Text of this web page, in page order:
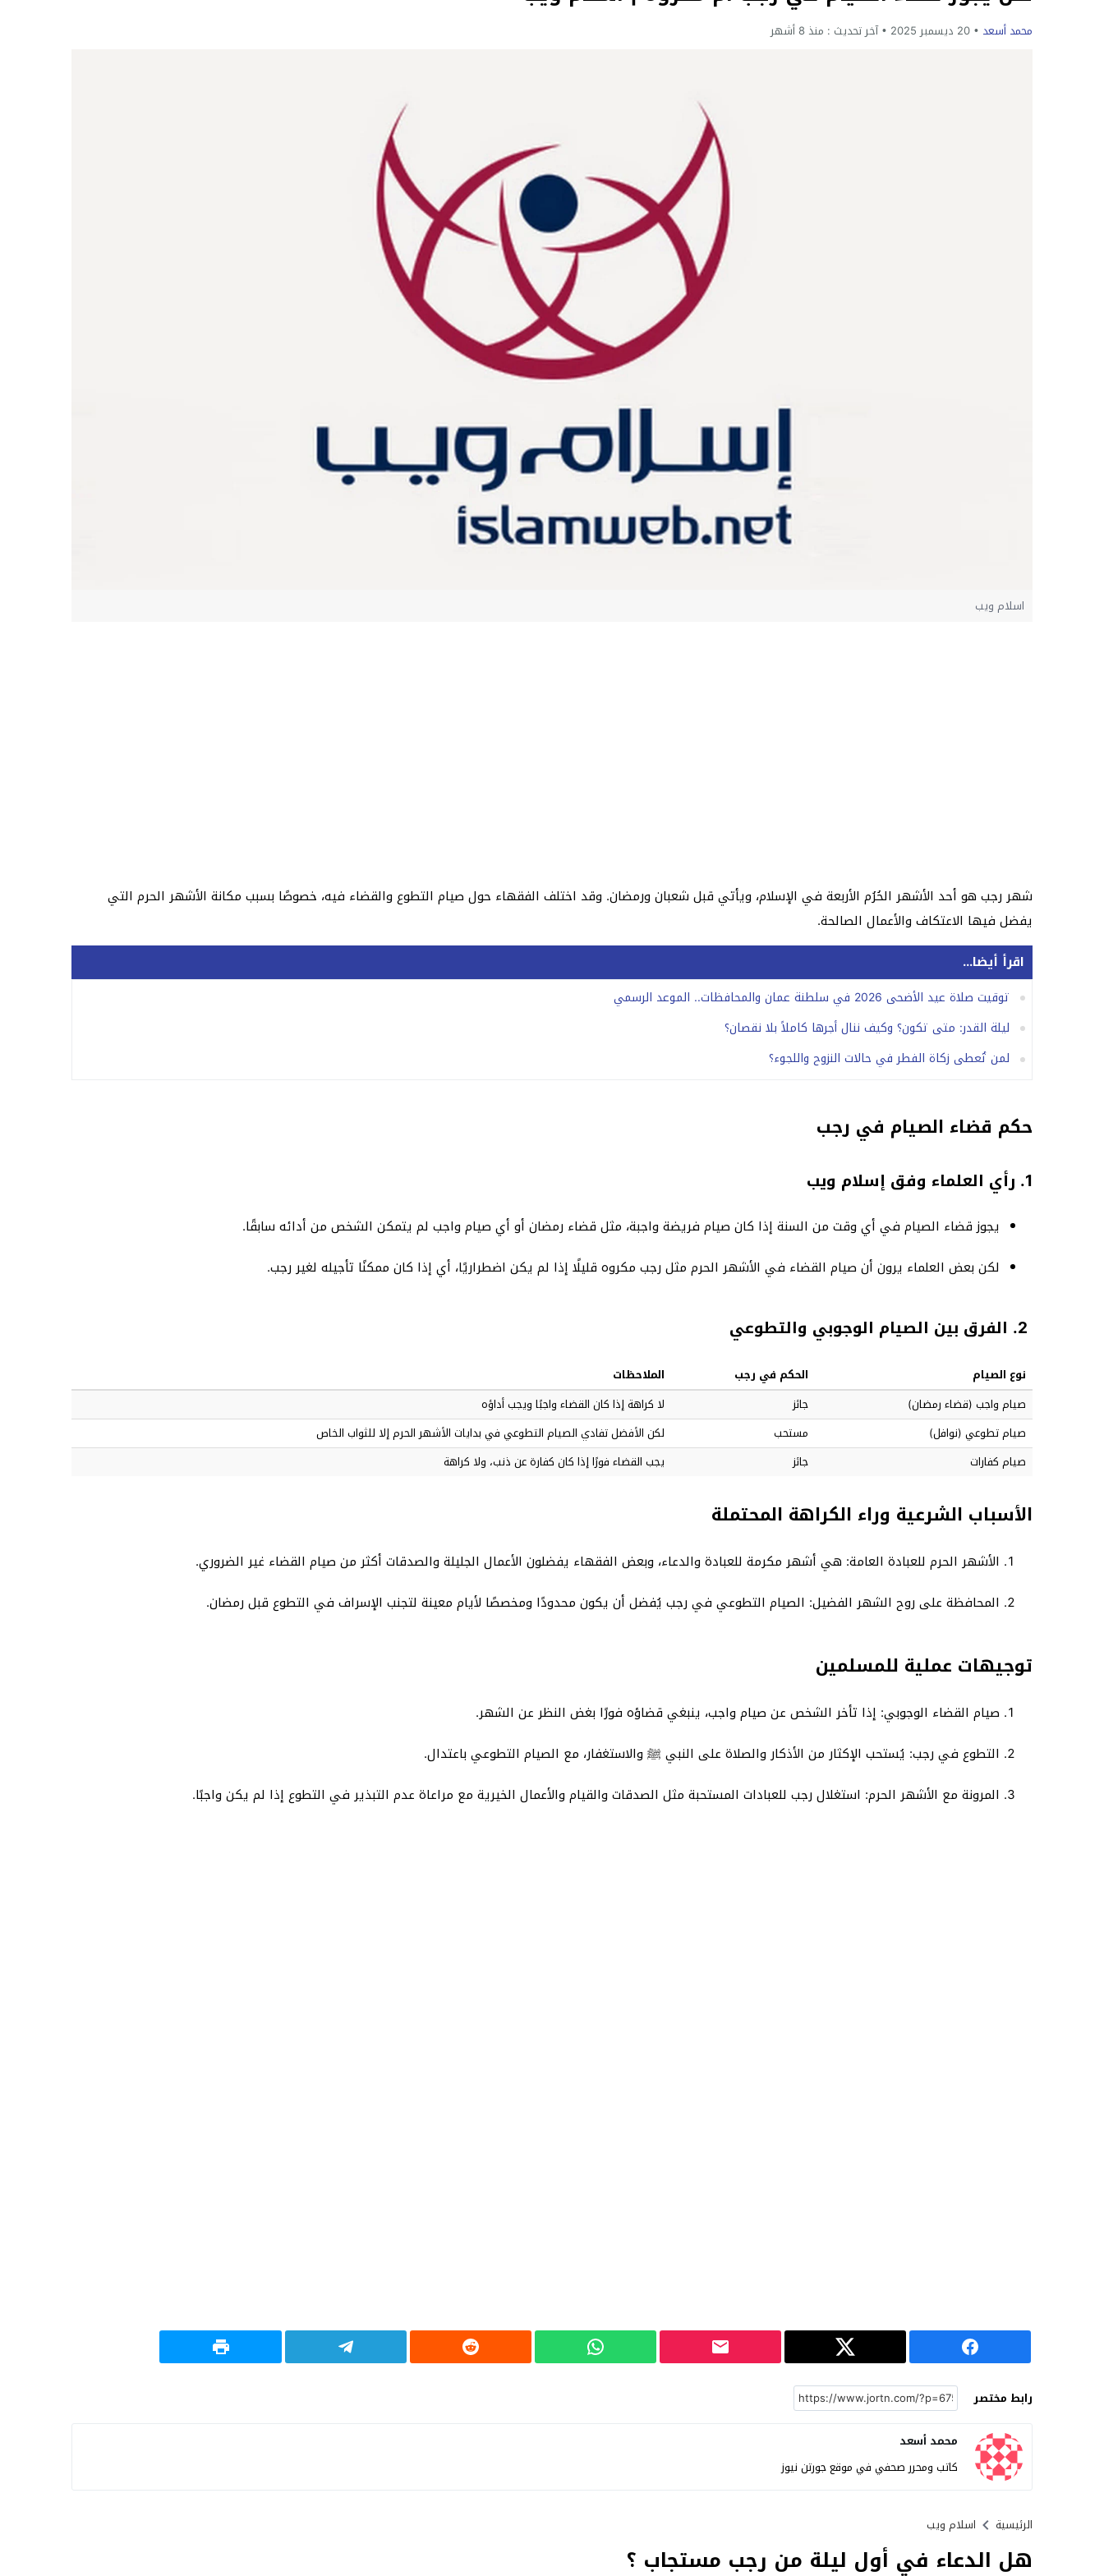
محمد أسعد 20 ديسمبر 2025 آخر تحديث : منذ 8 أشهر
اسلام ويب
شهر رجب هو أحد الأشهر الحُرُم الأربعة في الإسلام، ويأتي قبل شعبان ورمضان. وقد اختلف الفقهاء حول صيام التطوع والقضاء فيه، خصوصًا بسبب مكانة الأشهر الحرم التي
يفضل فيها الاعتكاف والأعمال الصالحة.
اقرأ أيضا...
توقيت صلاة عيد الأضحى 2026 في سلطنة عمان والمحافظات.. الموعد الرسمي
ليلة القدر: متى تكون؟ وكيف ننال أجرها كاملاً بلا نقصان؟
لمن تُعطى زكاة الفطر في حالات النزوح واللجوء؟
حكم قضاء الصيام في رجب
1. رأي العلماء وفق إسلام ويب
يجوز قضاء الصيام في أي وقت من السنة إذا كان صيام فريضة واجبة، مثل قضاء رمضان أو أي صيام واجب لم يتمكن الشخص من أدائه سابقًا.
لكن بعض العلماء يرون أن صيام القضاء في الأشهر الحرم مثل رجب مكروه قليلًا إذا لم يكن اضطراريًا، أي إذا كان ممكنًا تأجيله لغير رجب.
نوع الصيام الحكم في رجب
الملاحظات
صيام واجب (قضاء رمضان)
جائز
لا كراهة إذا كان القضاء واجبًا ويجب أداؤه
صيام تطوعي (نوافل)
مستحب
لكن الأفضل تفادي الصيام التطوعي في بدايات الأشهر الحرم إلا للثواب الخاص
صيام كفارات
جائز يجب القضاء فورًا إذا كان كفارة عن ذنب، ولا كراهة
الأسباب الشرعية وراء الكراهة المحتملة
الأشهر الحرم للعبادة العامة: هي أشهر مكرمة للعبادة والدعاء، وبعض الفقهاء يفضلون الأعمال الجليلة والصدقات أكثر من صيام القضاء غير الضروري.
المحافظة على روح الشهر الفضيل: الصيام التطوعي في رجب يُفضل أن يكون محدودًا ومخصصًا لأيام معينة لتجنب الإسراف في التطوع قبل رمضان.
توجيهات عملية للمسلمين
صيام القضاء الوجوبي: إذا تأخر الشخص عن صيام واجب، ينبغي قضاؤه فورًا بغض النظر عن الشهر.
التطوع في رجب: يُستحب الإكثار من الأذكار والصلاة على النبي ﷺ والاستغفار، مع الصيام التطوعي باعتدال.
المرونة مع الأشهر الحرم: استغلال رجب للعبادات المستحبة مثل الصدقات والقيام والأعمال الخيرية مع مراعاة عدم التبذير في التطوع إذا لم يكن واجبًا.
رابط مختصر
محمد أسعد
كاتب ومحرر صحفي في موقع جورتن نيوز
الرئيسية اسلام ويب
هل الدعاء في أول ليلة من رجب مستجاب ؟